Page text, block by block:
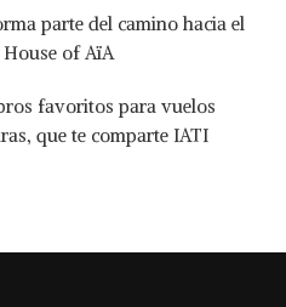
parte del camino hacia el
House of AïA
favoritos para vuelos
que te comparte IATI